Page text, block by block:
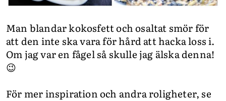
Man blandar kokosfett och osaltat smör för
att den inte ska vara för hård att hacka loss i.
Om jag var en fågel så skulle jag älska denna!
😉
För mer inspiration och andra roligheter, se